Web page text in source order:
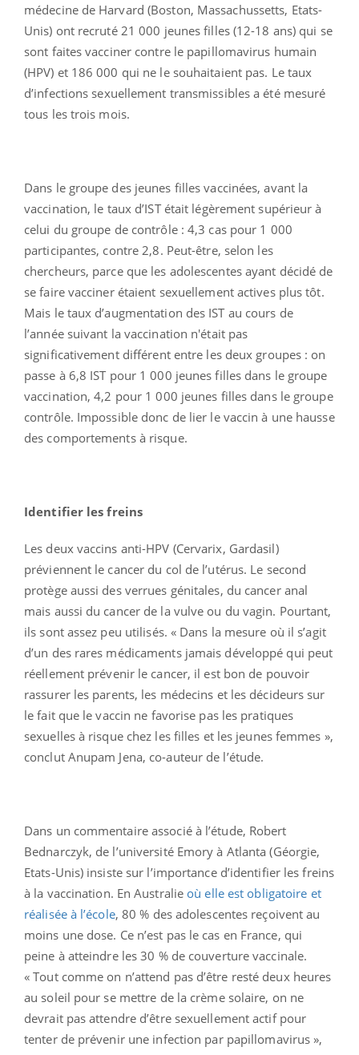
médecine de Harvard (Boston, Massachussetts, Etats-
Unis) ont recruté 21 000 jeunes filles (12-18 ans) qui se
sont faites vacciner contre le papillomavirus humain
(HPV) et 186 000 qui ne le souhaitaient pas. Le taux
d’infections sexuellement transmissibles a été mesuré
tous les trois mois.
Dans le groupe des jeunes filles vaccinées, avant la
vaccination, le taux d’IST était légèrement supérieur à
celui du groupe de contrôle : 4,3 cas pour 1 000
participantes, contre 2,8. Peut-être, selon les
chercheurs, parce que les adolescentes ayant décidé de
se faire vacciner étaient sexuellement actives plus tôt.
Mais le taux d’augmentation des IST au cours de
l’année suivant la vaccination n'était pas
significativement différent entre les deux groupes : on
passe à 6,8 IST pour 1 000 jeunes filles dans le groupe
vaccination, 4,2 pour 1 000 jeunes filles dans le groupe
contrôle. Impossible donc de lier le vaccin à une hausse
des comportements à risque.
Identifier les freins
Les deux vaccins anti-HPV (Cervarix, Gardasil)
préviennent le cancer du col de l’utérus. Le second
protège aussi des verrues génitales, du cancer anal
mais aussi du cancer de la vulve ou du vagin. Pourtant,
ils sont assez peu utilisés. « Dans la mesure où il s’agit
d’un des rares médicaments jamais développé qui peut
réellement prévenir le cancer, il est bon de pouvoir
rassurer les parents, les médecins et les décideurs sur
le fait que le vaccin ne favorise pas les pratiques
sexuelles à risque chez les filles et les jeunes femmes »,
conclut Anupam Jena, co-auteur de l’étude.
Dans un commentaire associé à l’étude, Robert
Bednarczyk, de l’université Emory à Atlanta (Géorgie,
Etats-Unis) insiste sur l’importance d’identifier les freins
à la vaccination. En Australie où elle est obligatoire et
réalisée à l’école, 80 % des adolescentes reçoivent au
moins une dose. Ce n’est pas le cas en France, qui
peine à atteindre les 30 % de couverture vaccinale.
« Tout comme on n’attend pas d’être resté deux heures
au soleil pour se mettre de la crème solaire, on ne
devrait pas attendre d’être sexuellement actif pour
tenter de prévenir une infection par papillomavirus »,